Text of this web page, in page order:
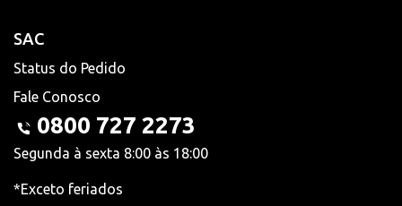
SAC
Status do Pedido
Fale Conosco
0800 727 2273
Segunda à sexta 8:00 às 18:00
*Exceto feriados